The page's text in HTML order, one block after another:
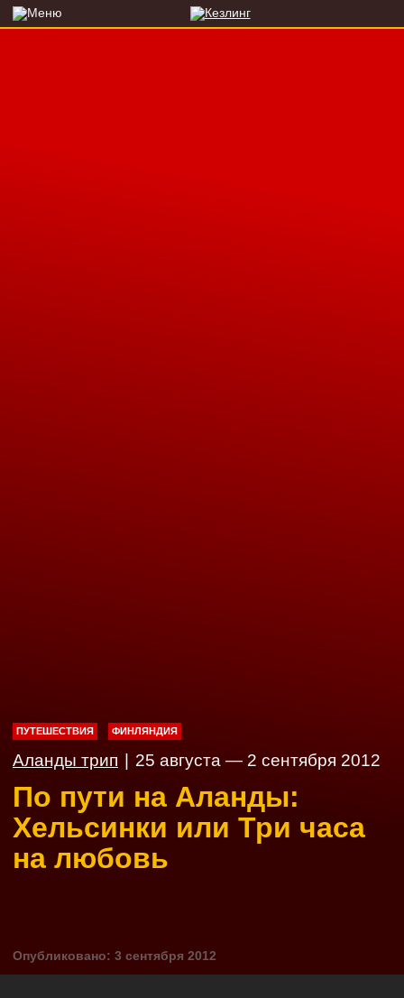
ПУТЕШЕСТВИЯ ФИНЛЯНДИЯ
Аланды трип 25 августа — 2 сентября 2012
По пути на Аланды:
Хельсинки или Три часа
на любовь
Опубликовано: 3 сентября 2012